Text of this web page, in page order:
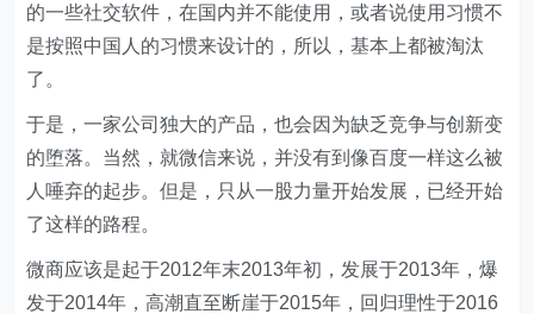
的一些社交软件，在国内并不能使用，或者说使用习惯不
是按照中国人的习惯来设计的，所以，基本上都被淘汰
了。
于是，一家公司独大的产品，也会因为缺乏竞争与创新变
的堕落。当然，就微信来说，并没有到像百度一样这么被
人唾弃的起步。但是，只从一股力量开始发展，已经开始
了这样的路程。
微商应该是起于2012年末2013年初，发展于2013年，爆
发于2014年，高潮直至断崖于2015年，回归理性于2016